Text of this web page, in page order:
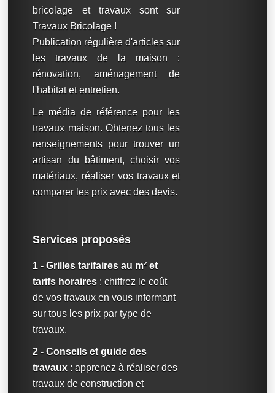
bricolage et travaux sont sur
Travaux Bricolage !
Publication régulière d'articles sur
les travaux de la maison :
rénovation, aménagement de
l'habitat et entretien.
Le média de référence pour les
travaux maison. Obtenez tous les
renseignements pour trouver un
artisan du bâtiment, choisir vos
matériaux, réaliser vos travaux et
comparer les prix avec des devis.
Services proposés
1 - Grilles tarifaires au m² et
tarifs horaires : chiffrez le coût
de vos travaux en vous informant
sur tous les prix par type de
travaux.
2 - Conseils et guide des
travaux : apprenez à réaliser des
travaux de construction et